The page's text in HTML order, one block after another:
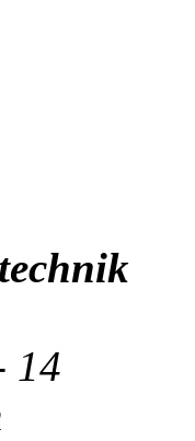
14